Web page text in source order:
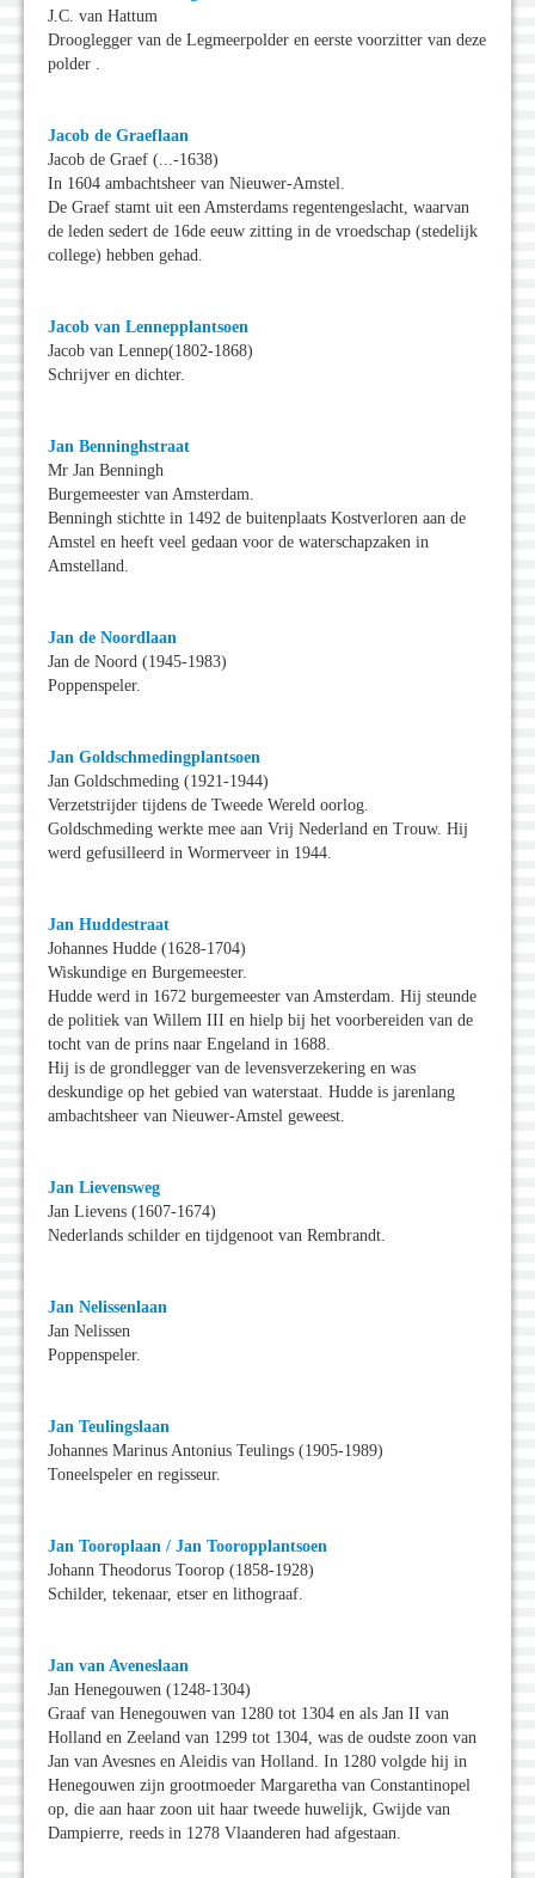
J.C. van Hattum
Drooglegger van de Legmeerpolder en eerste voorzitter van deze
polder .
Jacob de Graeflaan
Jacob de Graef (...-1638)
In 1604 ambachtsheer van Nieuwer-Amstel.
De Graef stamt uit een Amsterdams regentengeslacht, waarvan
de leden sedert de 16de eeuw zitting in de vroedschap (stedelijk
college) hebben gehad.
Jacob van Lennepplantsoen
Jacob van Lennep(1802-1868)
Schrijver en dichter.
Jan Benninghstraat
Mr Jan Benningh
Burgemeester van Amsterdam.
Benningh stichtte in 1492 de buitenplaats Kostverloren aan de
Amstel en heeft veel gedaan voor de waterschapzaken in
Amstelland.
Jan de Noordlaan
Jan de Noord (1945-1983)
Poppenspeler.
Jan Goldschmedingplantsoen
Jan Goldschmeding (1921-1944)
Verzetstrijder tijdens de Tweede Wereld oorlog.
Goldschmeding werkte mee aan Vrij Nederland en Trouw. Hij
werd gefusilleerd in Wormerveer in 1944.
Jan Huddestraat
Johannes Hudde (1628-1704)
Wiskundige en Burgemeester.
Hudde werd in 1672 burgemeester van Amsterdam. Hij steunde
de politiek van Willem III en hielp bij het voorbereiden van de
tocht van de prins naar Engeland in 1688.
Hij is de grondlegger van de levensverzekering en was
deskundige op het gebied van waterstaat. Hudde is jarenlang
ambachtsheer van Nieuwer-Amstel geweest.
Jan Lievensweg
Jan Lievens (1607-1674)
Nederlands schilder en tijdgenoot van Rembrandt.
Jan Nelissenlaan
Jan Nelissen
Poppenspeler.
Jan Teulingslaan
Johannes Marinus Antonius Teulings (1905-1989)
Toneelspeler en regisseur.
Jan Tooroplaan / Jan Tooropplantsoen
Johann Theodorus Toorop (1858-1928)
Schilder, tekenaar, etser en lithograaf.
Jan van Aveneslaan
Jan Henegouwen (1248-1304)
Graaf van Henegouwen van 1280 tot 1304 en als Jan II van
Holland en Zeeland van 1299 tot 1304, was de oudste zoon van
Jan van Avesnes en Aleidis van Holland. In 1280 volgde hij in
Henegouwen zijn grootmoeder Margaretha van Constantinopel
op, die aan haar zoon uit haar tweede huwelijk, Gwijde van
Dampierre, reeds in 1278 Vlaanderen had afgestaan.